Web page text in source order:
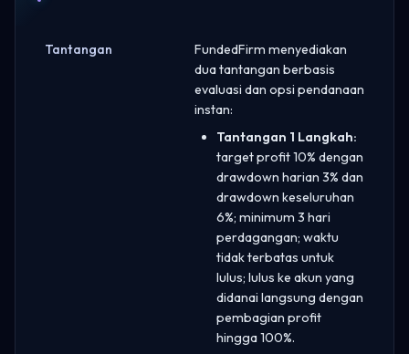
Tantangan
FundedFirm menyediakan
dua tantangan berbasis
evaluasi dan opsi pendanaan
instan:
Tantangan 1 Langkah:
target profit 10% dengan
drawdown harian 3% dan
drawdown keseluruhan
6%; minimum 3 hari
perdagangan; waktu
tidak terbatas untuk
lulus; lulus ke akun yang
didanai langsung dengan
pembagian profit
hingga 100%.